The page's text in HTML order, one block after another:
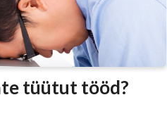
tüütut tööd?